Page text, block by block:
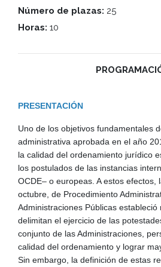
Número de plazas: 25
Horas: 10
PRESENTACIÓN
Uno de los objetivos fundamentales
administrativa aprobada en el año
la calidad del ordenamiento jurídico
los postulados de las instancias
OCDE– o europeas. A estos efectos,
octubre, de Procedimiento
Administraciones Públicas
delimitan el ejercicio de las
conjunto de las Administraciones,
calidad del ordenamiento y lograr
Sin embargo, la definición de estas